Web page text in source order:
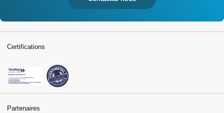
Certifications
Partenaires